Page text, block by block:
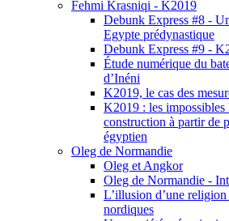
Fehmi Krasniqi - K2019
Debunk Express #8 -
Egypte prédynastique
Debunk Express #9 -
Étude numérique du
d’Inéni
K2019, le cas des
K2019 : les impossibles
construction à partir de
égyptien
Oleg de Normandie
Oleg et Angkor
Oleg de Normandie -
L’illusion d’une
nordiques